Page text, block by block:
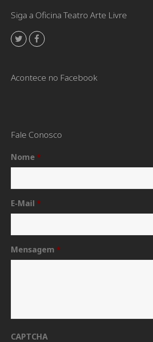
Siga a Oficina Teatro Arte Livre
TwitterFacebook
Acontece no Facebook
Fale Conosco
Nome *
E-Mail *
Mensagem *
CAPTCHA